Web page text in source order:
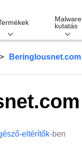
Malware
kutatás
Beringlousnet.com
eltérítők-ben